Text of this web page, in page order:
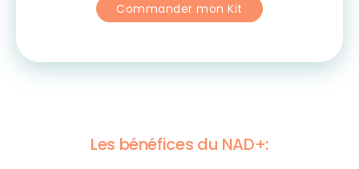
Commander mon Kit
Les bénéfices du NAD+: